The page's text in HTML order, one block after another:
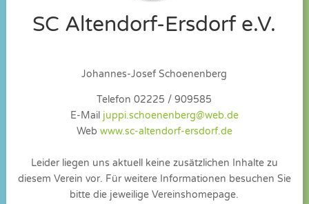
SC Altendorf-Ersdorf e.V.
Johannes-Josef Schoenenberg
Telefon 02225 / 909585
E-Mail juppi.schoenenberg@web.de
Web www.sc-altendorf-ersdorf.de
Leider liegen uns aktuell keine zusätzlichen Inhalte zu
diesem Verein vor. Für weitere Informationen besuchen Sie
bitte die jeweilige Vereinshomepage.